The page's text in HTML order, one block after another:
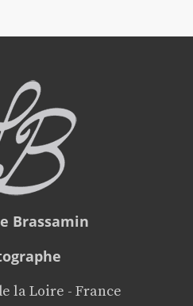
Brassamin
la Loire - France